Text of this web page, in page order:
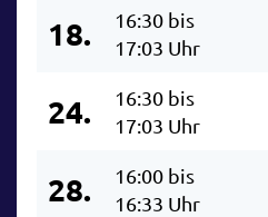
18.
16:30 bis
17:03 Uhr
24.
16:30 bis
17:03 Uhr
28.
16:00 bis
16:33 Uhr